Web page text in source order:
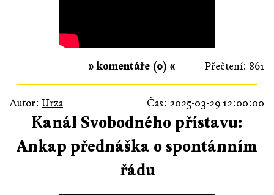
Přečtení: 861
» komentáře (0) «
Autor: Urza Čas: 2025-03-29 12:00:00
Kanál Svobodného přístavu:
Ankap přednáška o spontánním
řádu